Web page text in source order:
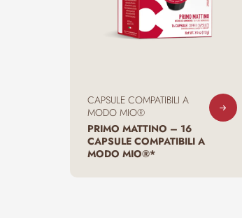
CAPSULE COMPATIBILI A
MODO MIO®
PRIMO MATTINO – 16
CAPSULE COMPATIBILI A
MODO MIO®*